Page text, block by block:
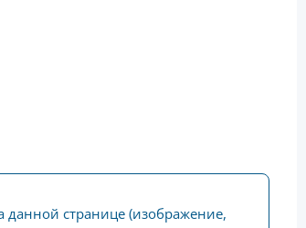
странице (изображение,